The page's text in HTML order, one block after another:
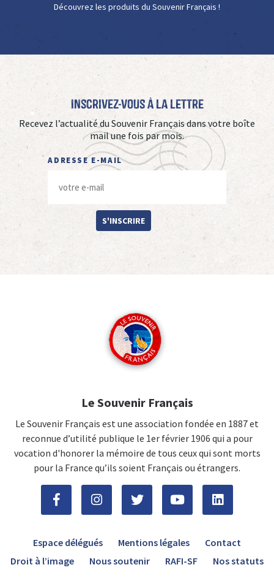
Découvrez les produits du Souvenir Français !
Inscrivez-vous à La Lettre
Recevez l’actualité du Souvenir Français dans votre boîte
mail une fois par mois.
ADRESSE E-MAIL
S'INSCRIRE
Le Souvenir Français
Le Souvenir Français est une association fondée en 1887 et
reconnue d’utilité publique le 1er février 1906 qui a pour
vocation d'honorer la mémoire de tous ceux qui sont morts
pour la France qu’ils soient Français ou étrangers.
Espace délégués Mentions légales
Contact
Droit à l’image
Nous soutenir RAFI-SF Nos statuts